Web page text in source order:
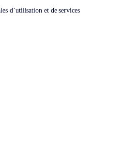
d’utilisation et de services